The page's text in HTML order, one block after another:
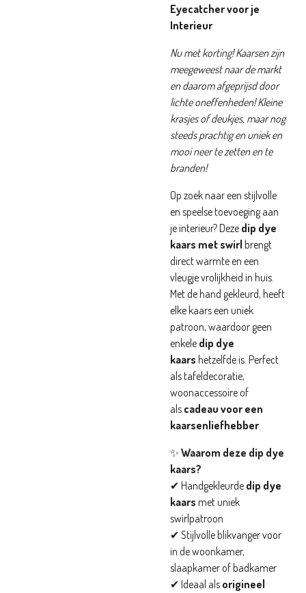
Eyecatcher voor je
Interieur
Nu met korting! Kaarsen zijn
meegeweest naar de markt
en daarom afgeprijsd door
lichte oneffenheden! Kleine
krasjes of deukjes, maar nog
steeds prachtig en uniek en
mooi neer te zetten en te
branden!
Op zoek naar een stijlvolle
en speelse toevoeging aan
je interieur? Deze dip dye
kaars met swirl brengt
direct warmte en een
vleugje vrolijkheid in huis.
Met de hand gekleurd, heeft
elke kaars een uniek
patroon, waardoor geen
enkele dip dye
kaars hetzelfde is. Perfect
als tafeldecoratie,
woonaccessoire of
als cadeau voor een
kaarsenliefhebber.
✨ Waarom deze dip dye
kaars?
✔ Handgekleurde dip dye
kaars met uniek
swirlpatroon
✔ Stijlvolle blikvanger voor
in de woonkamer,
slaapkamer of badkamer
✔ Ideaal als origineel